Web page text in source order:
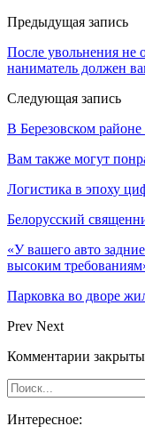
Предыдущая запись
После увольнения не
наниматель должен
Следующая запись
В Березовском
Вам также могут
Логистика в эпоху
Белорусский
«У вашего авто
высоким
Парковка во дворе
Prev Next
Комментарии
Интересное: